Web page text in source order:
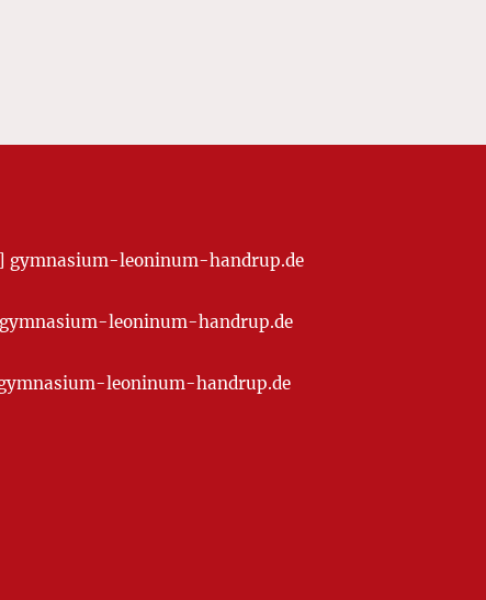
gymnasium-leoninum-handrup.de
leoninum-handrup.de
leoninum-handrup.de